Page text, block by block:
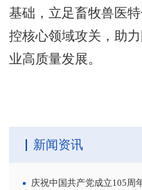
基础，立足畜牧兽医
控核心领域攻关，助
业高质量发展。
新闻资讯
庆祝中国共产党成立105周